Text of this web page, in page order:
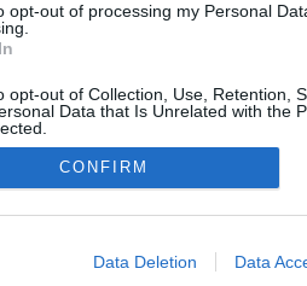
opt-out of processing my Personal
opt-out of Collection, Use, Retention,
Data that Is Unrelated with the
CONFIRM
Data Deletion Data
era de la impunidad